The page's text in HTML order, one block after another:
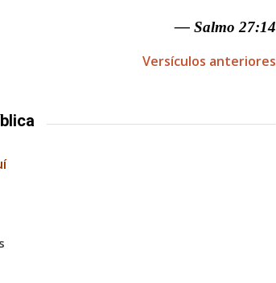
— Salmo 27:14
Versículos anteriores